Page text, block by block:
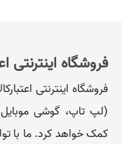
فروشگاه اینترنتی
فروشگاه اینترنتی
(لپ تاپ، گوشی
کمک خواهد کرد. ما با